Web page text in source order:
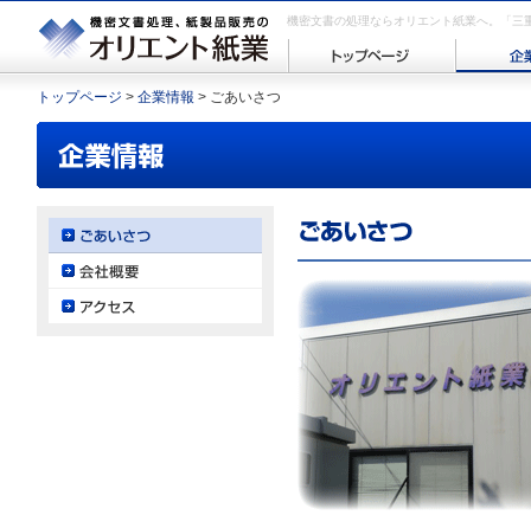
機密文書の処理ならオリエント紙業へ。「
トップページ > 企業情報 > ごあいさつ